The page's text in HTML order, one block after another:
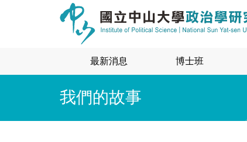
最新消息 博士班
我們的故事